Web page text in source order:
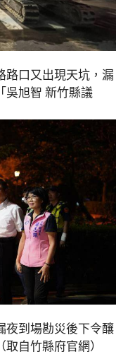
路口又出現天坑，漏
吳旭智 新竹縣議
夜到場勘災後下令釀
自竹縣府官網）